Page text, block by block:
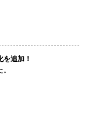
追加！